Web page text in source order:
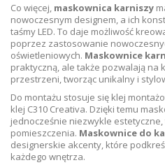
Co więcej, maskownica karniszy
nowoczesnym designem, a ich
taśmy LED. To daje możliwość
poprzez zastosowanie
oświetleniowych. Maskownice
praktyczną, ale także pozwalają
przestrzeni, tworząc unikalny i
Do montażu stosuje się klej
klej C310 Creativa. Dzięki temu
jednocześnie niezwykle
pomieszczenia. Maskownice do
designerskie akcenty, które
każdego wnętrza.